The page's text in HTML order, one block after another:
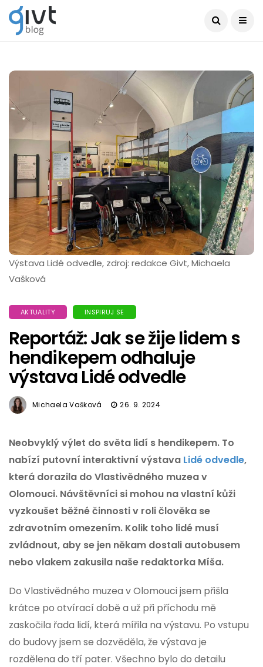
Výstava Lidé odvedle, zdroj: redakce Givt, Michaela
Vašková
AKTUALITY INSPIRUJ SE
Reportáž: Jak se žije lidem s
hendikepem odhaluje
výstava Lidé odvedle
Michaela Vašková 26. 9. 2024
Neobvyklý výlet do světa lidí s hendikepem. To
nabízí putovní interaktivní výstava Lidé odvedle,
která dorazila do Vlastivědného muzea v
Olomouci. Návštěvníci si mohou na vlastní kůži
vyzkoušet běžné činnosti v roli člověka se
zdravotním omezením. Kolik toho lidé musí
zvládnout, aby se jen někam dostali autobusem
nebo vlakem zakusila naše redaktorka Míša.
Do Vlastivědného muzea v Olomouci jsem přišla
krátce po otvírací době a už při příchodu mě
zaskočila řada lidí, která mířila na výstavu. Po vstupu
do budovy jsem se dozvěděla, že výstava je
rozdělena do tří pater. Všechno bylo do detailu